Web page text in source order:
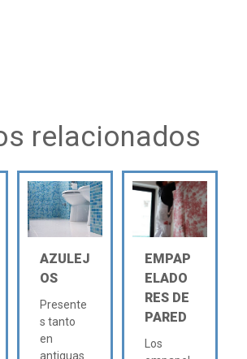
relacionados
AZULEJ
OS
Presente
s tanto
en
antiguas
EMPAP
ELADO
RES DE
PARED
Los